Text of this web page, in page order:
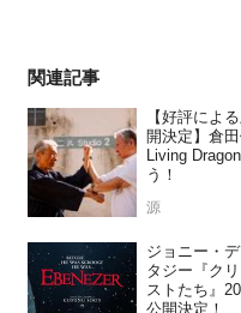
関連記事
【好評によ
開決定】倉
Living
う！
源
ジョニー・
タジー『ク
ストたち』
公開決定！